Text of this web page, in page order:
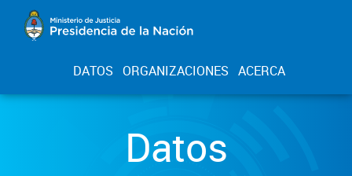
DATOS ORGANIZACIONES ACERCA
Datos